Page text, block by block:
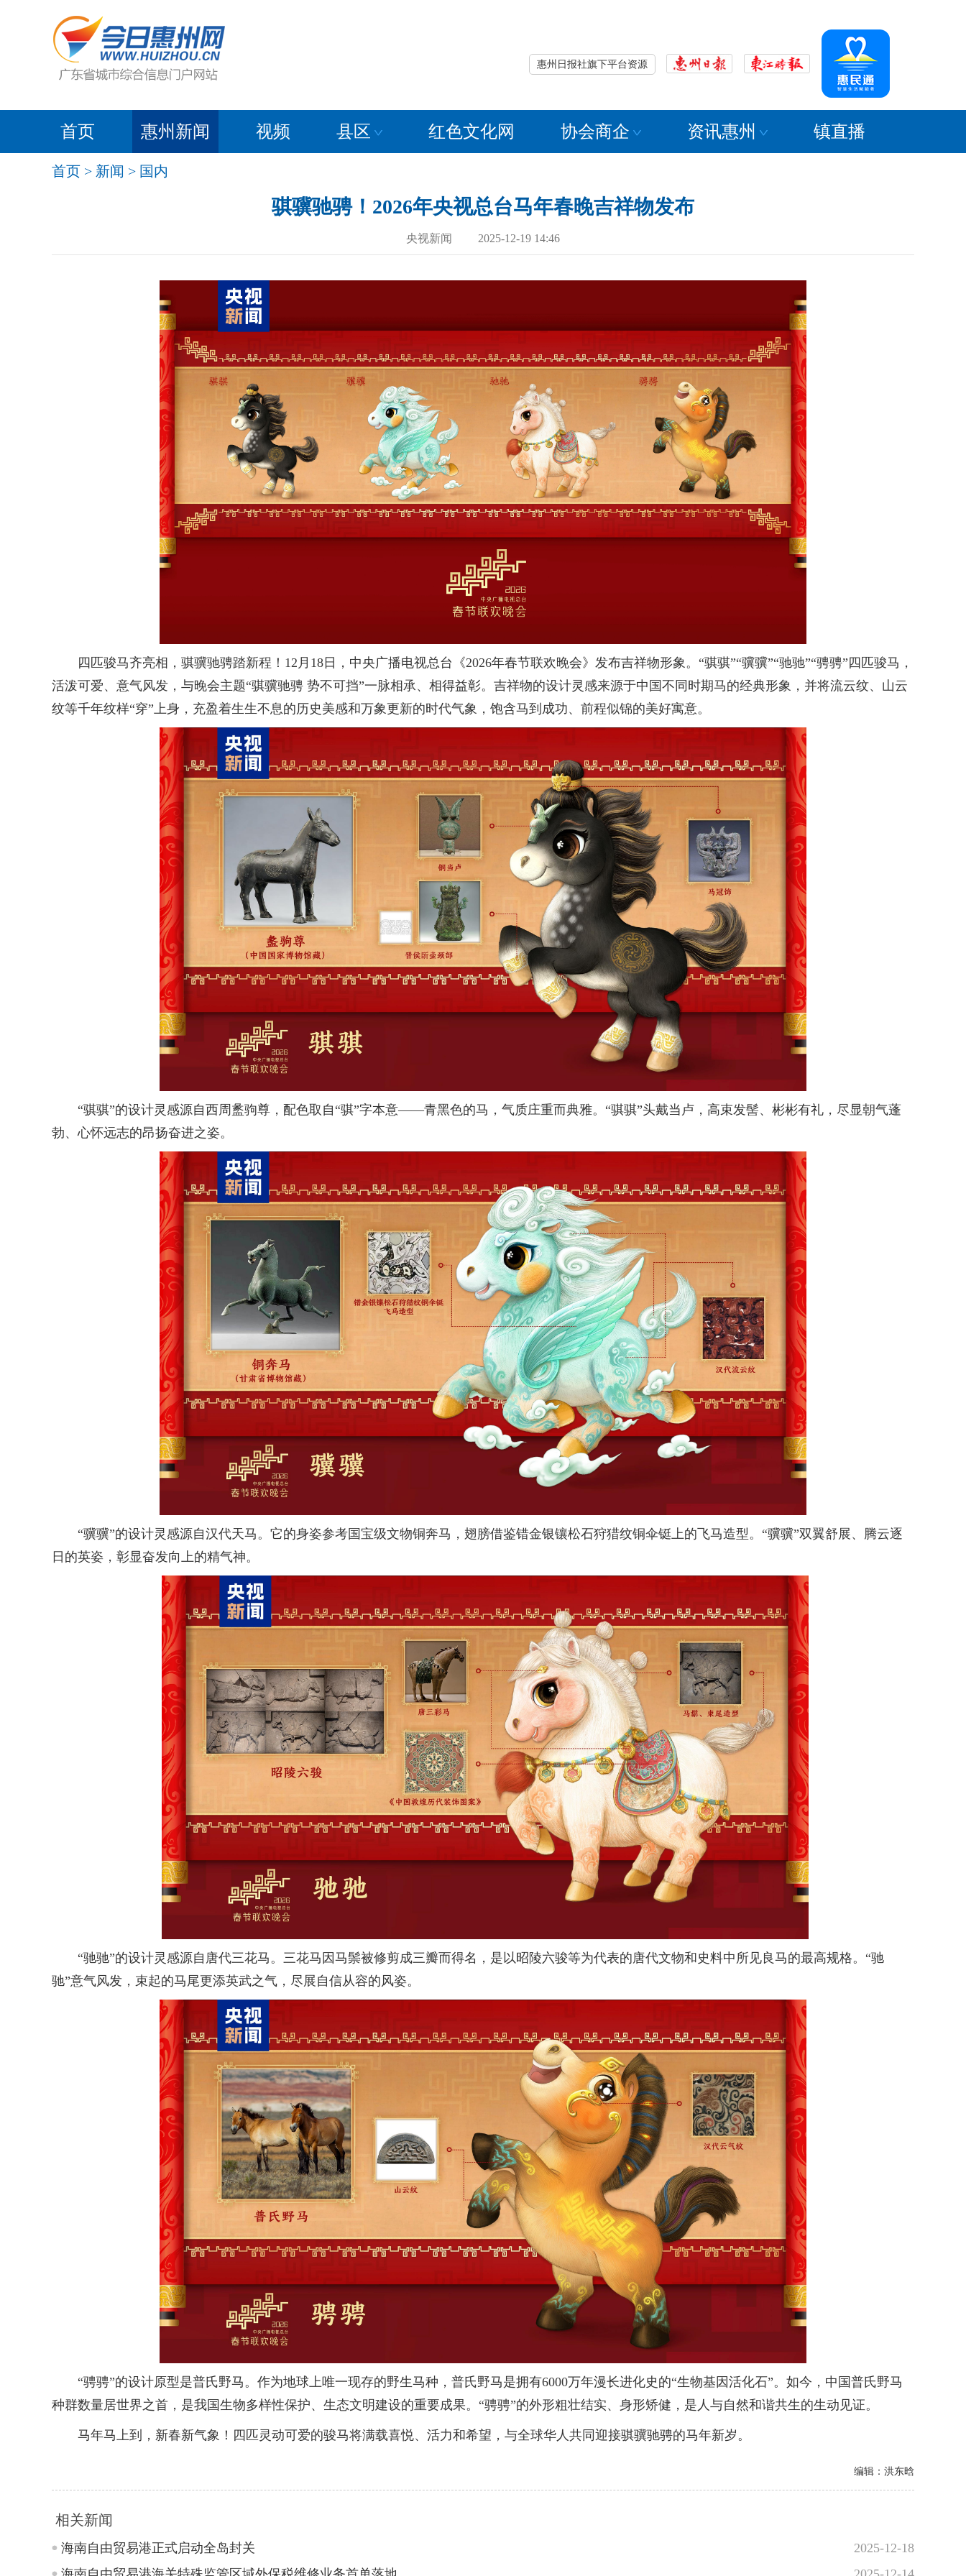
惠州日报社旗下平台资源
首页 惠州新闻 视频 县区 红色文化网 协会商企 资讯惠州 镇直播
首页 > 新闻 > 国内
骐骥驰骋！2026年央视总台马年春晚吉祥物发布
央视新闻 2025-12-19 14:46
四匹骏马齐亮相，骐骥驰骋踏新程！12月18日，中央广播电视总台《2026年春节联欢晚会》发布吉祥物形象。“骐骐”“骥骥”“驰驰”“骋骋”四匹骏马，
活泼可爱、意气风发，与晚会主题“骐骥驰骋 势不可挡”一脉相承、相得益彰。吉祥物的设计灵感来源于中国不同时期马的经典形象，并将流云纹、山云
纹等千年纹样“穿”上身，充盈着生生不息的历史美感和万象更新的时代气象，饱含马到成功、前程似锦的美好寓意。
“骐骐”的设计灵感源自西周盠驹尊，配色取自“骐”字本意——青黑色的马，气质庄重而典雅。“骐骐”头戴当卢，高束发髻、彬彬有礼，尽显朝气蓬
勃、心怀远志的昂扬奋进之姿。
“骥骥”的设计灵感源自汉代天马。它的身姿参考国宝级文物铜奔马，翅膀借鉴错金银镶松石狩猎纹铜伞铤上的飞马造型。“骥骥”双翼舒展、腾云逐
日的英姿，彰显奋发向上的精气神。
“驰驰”的设计灵感源自唐代三花马。三花马因马鬃被修剪成三瓣而得名，是以昭陵六骏等为代表的唐代文物和史料中所见良马的最高规格。“驰
驰”意气风发，束起的马尾更添英武之气，尽展自信从容的风姿。
“骋骋”的设计原型是普氏野马。作为地球上唯一现存的野生马种，普氏野马是拥有6000万年漫长进化史的“生物基因活化石”。如今，中国普氏野马
种群数量居世界之首，是我国生物多样性保护、生态文明建设的重要成果。“骋骋”的外形粗壮结实、身形矫健，是人与自然和谐共生的生动见证。
马年马上到，新春新气象！四匹灵动可爱的骏马将满载喜悦、活力和希望，与全球华人共同迎接骐骥驰骋的马年新岁。
编辑：洪东晗
相关新闻
海南自由贸易港正式启动全岛封关
2025-12-18